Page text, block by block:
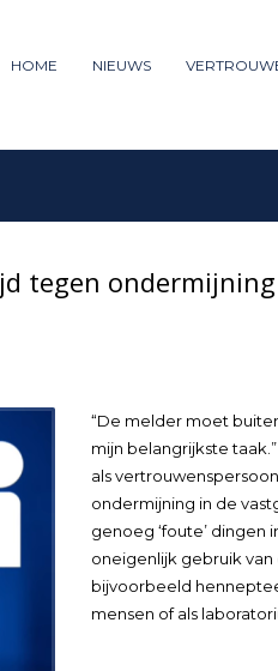
support@website.com . Thank you!
HOME NIEUWS
tegen
“De melder moet
mijn belangrijkste
als
ondermijning in de
genoeg ‘foute’ dingen
oneigenlijk gebruik
bijvoorbeeld
mensen of als